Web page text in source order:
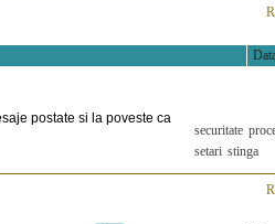
postate si la poveste ca
securitate
setari stinga